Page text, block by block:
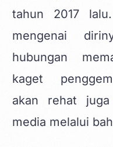
tahun 2017
mengenai
hubungan
kaget
akan rehat
media melalui